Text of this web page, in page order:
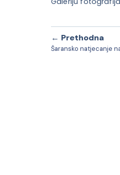
← Prethodna
Šaransko natjecanje